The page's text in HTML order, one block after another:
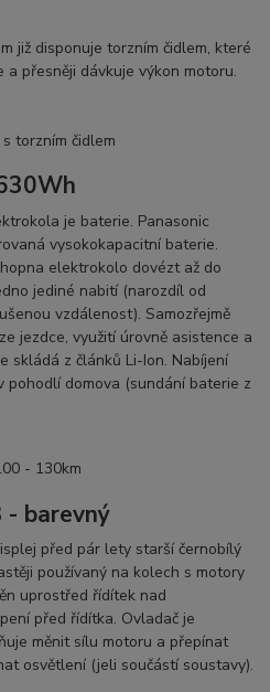
již disponuje torzním čidlem, které
a přesněji dávkuje výkon motoru.
torzním čidlem
je baterie. Panasonic
vysokokapacitní baterie.
elektrokolo dovézt až do
jediné nabití (narozdíl od
vzdálenost). Samozřejmě
jezdce, využití úrovně asistence a
skládá z článků Li-Ion. Nabíjení
pohodlí domova (sundání baterie z
- 130km
- barevný
před pár lety starší černobílý
používaný na kolech s motory
uprostřed řídítek nad
před řídítka. Ovladač je
měnit sílu motoru a přepínat
osvětlení (jeli součástí soustavy).